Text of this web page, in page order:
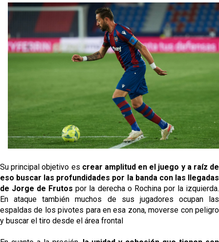
Su principal objetivo es crear amplitud en el juego y a raíz de
eso buscar las profundidades por la banda con las llegadas
de Jorge de Frutos por la derecha o Rochina por la izquierda.
En ataque también muchos de sus jugadores ocupan las
espaldas de los pivotes para en esa zona, moverse con peligro
y buscar el tiro desde el área frontal